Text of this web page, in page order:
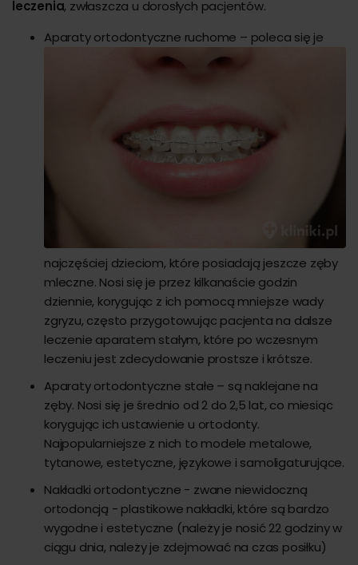
leczenia, zwłaszcza u dorosłych pacjentów.
Aparaty ortodontyczne ruchome – poleca się je
najczęściej dzieciom, które posiadają jeszcze zęby
mleczne. Nosi się je przez kilkanaście godzin
dziennie, korygując z ich pomocą mniejsze wady
zgryzu, często przygotowując pacjenta na dalsze
leczenie aparatem stałym, które po wczesnym
leczeniu jest zdecydowanie prostsze i krótsze.
Aparaty ortodontyczne stałe – są naklejane na
zęby. Nosi się je średnio od 2 do 2,5 lat, co miesiąc
korygując ich ustawienie u ortodonty.
Najpopularniejsze z nich to modele metalowe,
tytanowe, estetyczne, językowe i samoligaturujące.
Nakładki ortodontyczne - zwane niewidoczną
ortodoncją - plastikowe nakładki, które są bardzo
wygodne i estetyczne (należy je nosić 22 godziny w
ciągu dnia, należy je zdejmować na czas posiłku)